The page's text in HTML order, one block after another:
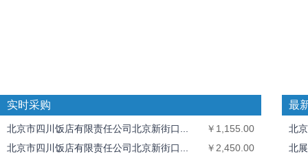
实时采购
北京市四川饭店有限责任公司北京新街口...
￥1,155.00
北京市四川饭店有限责任公司北京新街口...
￥2,450.00
最
北
北